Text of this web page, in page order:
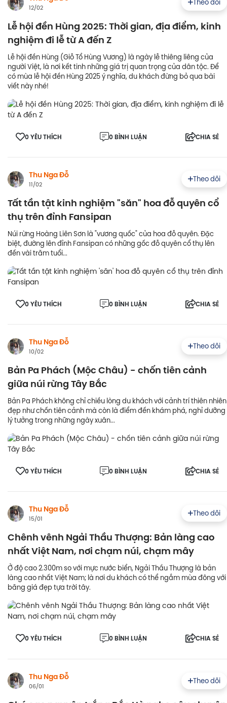
12/02
Theo dõi
Lễ hội đền Hùng 2025: Thời gian, địa điểm, kinh
nghiệm đi lễ từ A đến Z
Lễ hội đền Hùng (Giỗ Tổ Hùng Vương) là ngày lễ thiêng liêng của
người Việt, là nơi kết tinh những giá trị quan trọng của dân tộc. Để
có mùa lễ hội đền Hùng 2025 ý nghĩa, du khách đừng bỏ qua bài
viết này nhé!
0 YÊU THÍCH 0 BÌNH LUẬN CHIA SẺ
Thu Nga Đỗ
11/02
Theo dõi
Tất tần tật kinh nghiệm "săn" hoa đỗ quyên cổ
thụ trên đỉnh Fansipan
Núi rừng Hoàng Liên Sơn là "vương quốc" của hoa đỗ quyên. Đặc
biệt, đường lên đỉnh Fansipan có những gốc đỗ quyên cổ thụ lên
đến vài trăm tuổi...
0 YÊU THÍCH 0 BÌNH LUẬN CHIA SẺ
Thu Nga Đỗ
10/02
Theo dõi
Bản Pa Phách (Mộc Châu) - chốn tiên cảnh
giữa núi rừng Tây Bắc
Bản Pa Phách không chỉ chiều lòng du khách với cảnh trí thiên nhiên
đẹp như chốn tiên cảnh mà còn là điểm đến khám phá, nghỉ dưỡng
lý tưởng trong những ngày xuân...
0 YÊU THÍCH 0 BÌNH LUẬN CHIA SẺ
Thu Nga Đỗ
15/01
Theo dõi
Chênh vênh Ngải Thầu Thượng: Bản làng cao
nhất Việt Nam, nơi chạm núi, chạm mây
Ở độ cao 2.300m so với mực nước biển, Ngải Thầu Thượng là bản
làng cao nhất Việt Nam; là nơi du khách có thể ngắm mùa đông với
băng giá đẹp tựa trời tây.
0 YÊU THÍCH 0 BÌNH LUẬN CHIA SẺ
Thu Nga Đỗ
06/01
Theo dõi